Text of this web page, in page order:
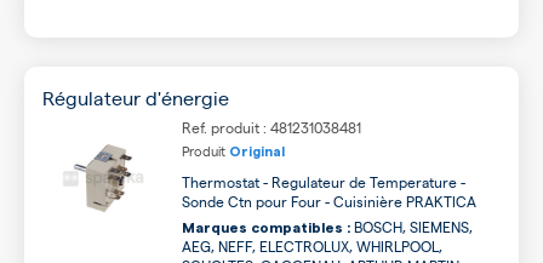
Régulateur d'énergie
Ref. produit : 481231038481
Produit Original
Thermostat - Regulateur de Temperature -
Sonde Ctn pour Four - Cuisinière PRAKTICA
Marques compatibles : BOSCH, SIEMENS,
AEG, NEFF, ELECTROLUX, WHIRLPOOL,